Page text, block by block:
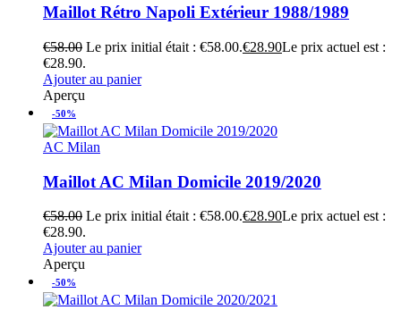
Maillot Rétro Napoli Extérieur 1988/1989
€58.00 Le prix initial était : €58.00.€28.90Le prix actuel est :
€28.90.
Ajouter au panier
Aperçu
-50%
AC Milan
Maillot AC Milan Domicile 2019/2020
€58.00 Le prix initial était : €58.00.€28.90Le prix actuel est :
€28.90.
Ajouter au panier
Aperçu
-50%